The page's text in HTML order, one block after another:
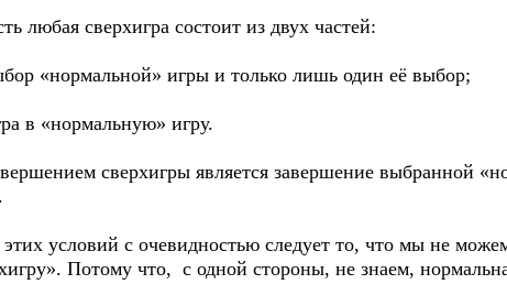
любая сверхигра состоит из двух частей:
«нормальной» игры и только лишь один её выбор;
в «нормальную» игру.
сверхигры является завершение выбранной
условий с очевидностью следует то, что мы не
Потому что, с одной стороны, не знаем,